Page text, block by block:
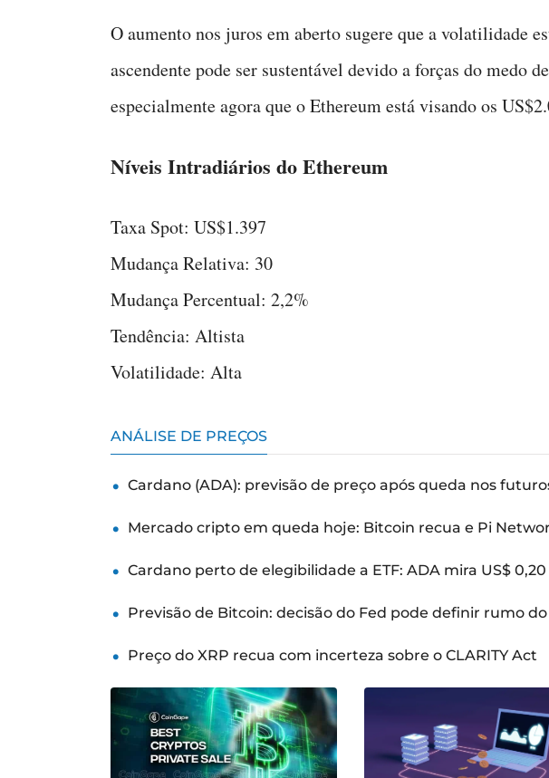
O aumento nos juros em aberto sugere que a volatilidade
ascendente pode ser sustentável devido a forças do medo
especialmente agora que o Ethereum está visando os
Níveis Intradiários do Ethereum
Taxa Spot: US$1.397
Mudança Relativa: 30
Mudança Percentual: 2,2%
Tendência: Altista
Volatilidade: Alta
ANÁLISE DE PREÇOS
Cardano (ADA): previsão de preço após queda nos
Mercado cripto em queda hoje: Bitcoin recua e Pi
Cardano perto de elegibilidade a ETF: ADA mira US$ 0,20
Previsão de Bitcoin: decisão do Fed pode definir rumo do
Preço do XRP recua com incerteza sobre o CLARITY Act